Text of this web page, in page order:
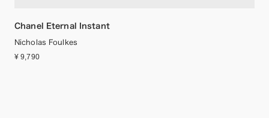
Chanel Eternal Instant
Nicholas Foulkes
¥ 9,790